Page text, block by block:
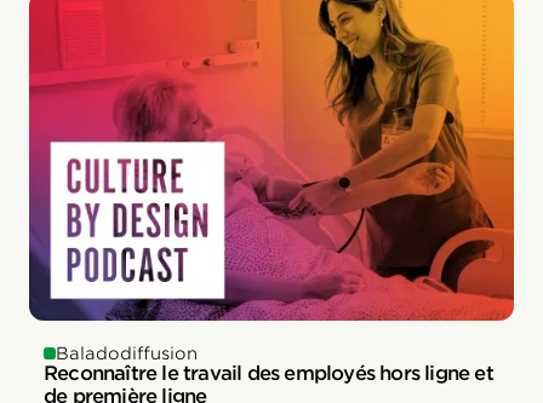
Baladodiffusion
Reconnaître le travail des employés hors ligne et
de première ligne